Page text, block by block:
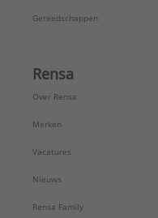
Gereedschappen
Rensa
Over Rensa
Merken
Vacatures
Nieuws
Rensa Family